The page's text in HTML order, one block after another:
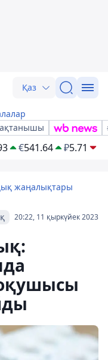
Қаз
€541.64 ₽5.71
жаңалықтары
20:22, 11 қыркүйек 2023